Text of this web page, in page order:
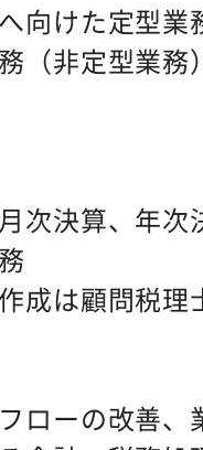
向けた定型
（非定型業
次決算、年
成は顧問税理
ローの改善